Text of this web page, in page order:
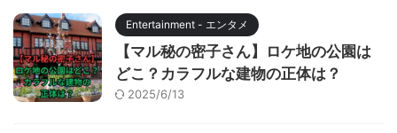
Entertainment - エンタメ
【マル秘の密子さん】ロケ地の公園は
どこ？カラフルな建物の正体は？
2025/6/13